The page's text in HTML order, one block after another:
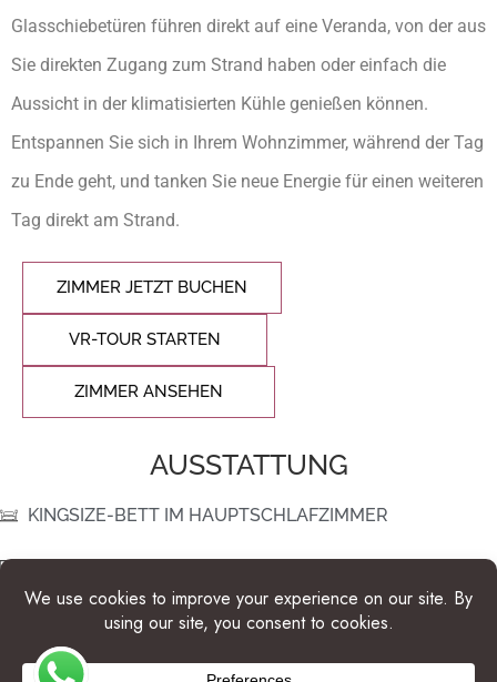
Glasschiebetüren führen direkt auf eine Veranda, von der aus
Sie direkten Zugang zum Strand haben oder einfach die
Aussicht in der klimatisierten Kühle genießen können.
Entspannen Sie sich in Ihrem Wohnzimmer, während der Tag
zu Ende geht, und tanken Sie neue Energie für einen weiteren
Tag direkt am Strand.
ZIMMER JETZT BUCHEN
VR-TOUR STARTEN
ZIMMER ANSEHEN
AUSSTATTUNG
KINGSIZE-BETT IM HAUPTSCHLAFZIMMER
PRIVATE VERANDA
WLAN